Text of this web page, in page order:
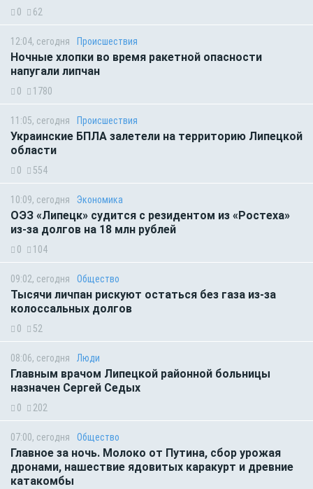
0 62
12:04, сегодня Происшествия
Ночные хлопки во время ракетной опасности
напугали липчан
0 1780
11:05, сегодня Происшествия
Украинские БПЛА залетели на территорию Липецкой
области
0 554
10:09, сегодня Экономика
ОЭЗ «Липецк» судится с резидентом из «Ростеха»
из-за долгов на 18 млн рублей
0 104
09:02, сегодня Общество
Тысячи личпан рискуют остаться без газа из-за
колоссальных долгов
0 52
08:06, сегодня Люди
Главным врачом Липецкой районной больницы
назначен Сергей Седых
0 202
07:00, сегодня Общество
Главное за ночь. Молоко от Путина, сбор урожая
дронами, нашествие ядовитых каракурт и древние
катакомбы